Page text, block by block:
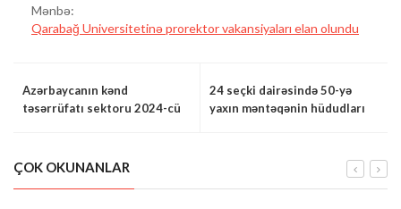
Mənbə:
Qarabağ Universitetinə prorektor vakansiyaları elan olundu
Azərbaycanın kənd
təsərrüfatı sektoru 2024-cü
24 seçki dairəsində 50-yə
yaxın məntəqənin hüdudları
ÇOK OKUNANLAR